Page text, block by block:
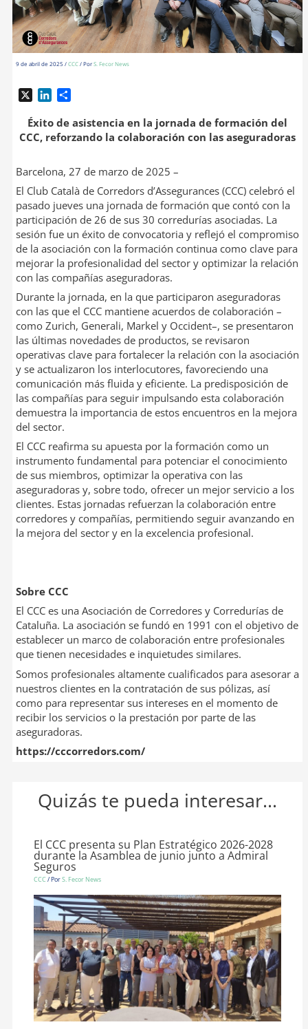
9 de abril de 2025 /CCC/ PorS. Fecor News
n
k
I
n
m
p
t
i
r
Éxito de asistencia en la jornada de formación del
CCC, reforzando la colaboración con las aseguradoras
Barcelona, 27 de marzo de 2025 –
El Club Català de Corredors d’Assegurances (CCC) celebró el
pasado jueves una jornada de formación que contó con la
participación de 26 de sus 30 corredurías asociadas. La
sesión fue un éxito de convocatoria y reflejó el compromiso
de la asociación con la formación continua como clave para
mejorar la profesionalidad del sector y optimizar la relación
con las compañías aseguradoras.
Durante la jornada, en la que participaron aseguradoras
con las que el CCC mantiene acuerdos de colaboración –
como Zurich, Generali, Markel y Occident–, se presentaron
las últimas novedades de productos, se revisaron
operativas clave para fortalecer la relación con la asociación
y se actualizaron los interlocutores, favoreciendo una
comunicación más fluida y eficiente. La predisposición de
las compañías para seguir impulsando esta colaboración
demuestra la importancia de estos encuentros en la mejora
del sector.
El CCC reafirma su apuesta por la formación como un
instrumento fundamental para potenciar el conocimiento
de sus miembros, optimizar la operativa con las
aseguradoras y, sobre todo, ofrecer un mejor servicio a los
clientes. Estas jornadas refuerzan la colaboración entre
corredores y compañías, permitiendo seguir avanzando en
la mejora del sector y en la excelencia profesional.
Sobre CCC
El CCC es una Asociación de Corredores y Corredurías de
Cataluña. La asociación se fundó en 1991 con el objetivo de
establecer un marco de colaboración entre profesionales
que tienen necesidades e inquietudes similares.
Somos profesionales altamente cualificados para asesorar a
nuestros clientes en la contratación de sus pólizas, así
como para representar sus intereses en el momento de
recibir los servicios o la prestación por parte de las
aseguradoras.
https://cccorredors.com/
Quizás te pueda interesar...
El CCC presenta su Plan Estratégico 2026-2028
durante la Asamblea de junio junto a Admiral
Seguros
CCC/ PorS. Fecor News